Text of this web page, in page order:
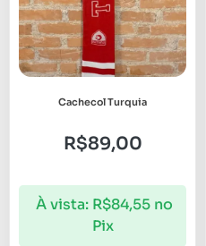
Cachecol Turquia
R$89,00
À vista: R$84,55 no
Pix